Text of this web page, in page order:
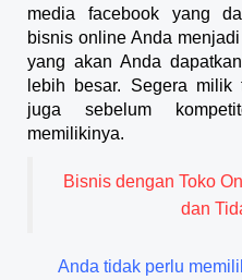
media facebook yang
bisnis online Anda
yang akan Anda
lebih besar. Segera
juga sebelum
memilikinya.
Bisnis dengan Toko
dan
Anda tidak perlu